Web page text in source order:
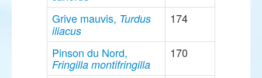
Grive mauvis, Turdus
iliacus
174
Pinson du Nord,
Fringilla montifringilla
170